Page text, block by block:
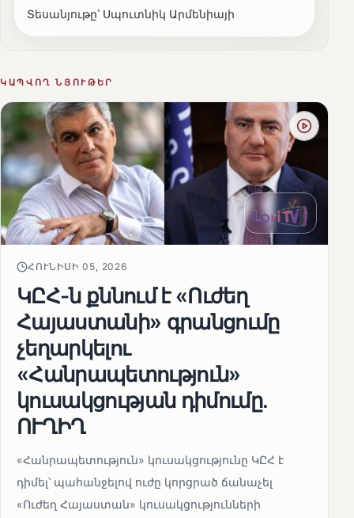
Տեսանյութը՝ Սպուտնիկ Արմենիայի
ԿԱՊՎՈՂ ՆՅՈՒԹԵՐ
ՀՈՒՆԻՍԻ 05, 2026
ԿԸՀ-ն քննում է «Ուժեղ
Հայաստանի» գրանցումը
չեղարկելու
«Հանրապետություն»
կուսակցության դիմումը.
ՈՒՂԻՂ
«Հանրապետություն» կուսակցությունը ԿԸՀ է
դիմել՝ պահանջելով ուժը կորցրած ճանաչել
«Ուժեղ Հայաստան» կուսակցությունների